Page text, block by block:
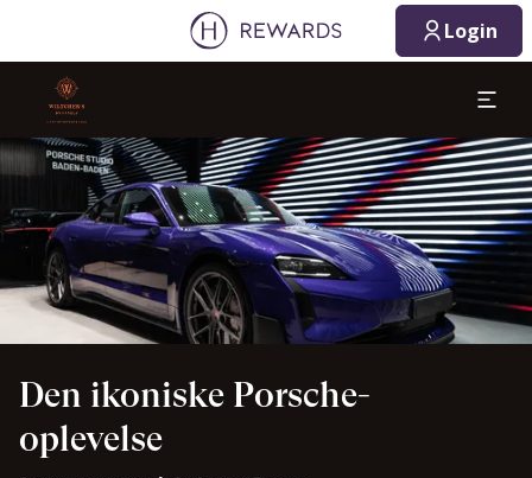
Login
Slide 1 af 1
Den ikoniske Porsche-
oplevelse